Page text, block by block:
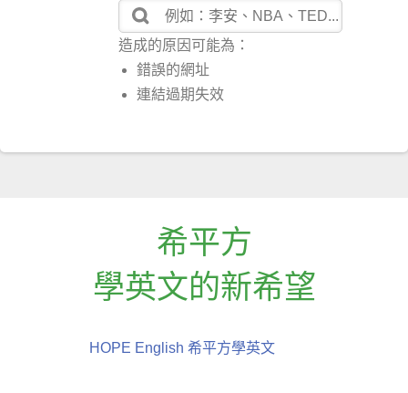
造成的原因可能為：
錯誤的網址
連結過期失效
希平方
學英文的新希望
HOPE English 希平方學英文